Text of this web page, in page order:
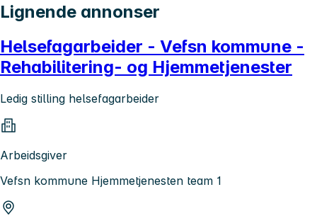
Lignende annonser
Helsefagarbeider - Vefsn kommune -
Rehabilitering- og Hjemmetjenester
Ledig stilling helsefagarbeider
Arbeidsgiver
Vefsn kommune Hjemmetjenesten team 1